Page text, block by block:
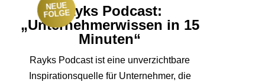
Rayks Podcast:
„Unternehmerwissen in 15
Minuten“
NEUE
FOLGE
Rayks Podcast ist eine unverzichtbare
Inspirationsquelle für Unternehmer, die